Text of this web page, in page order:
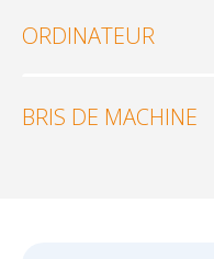
ORDINATEUR
BRIS DE MACHINE